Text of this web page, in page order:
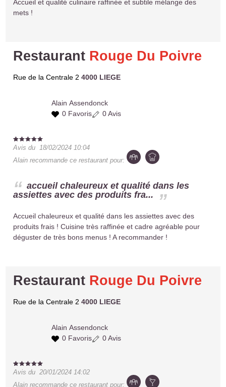
Accueil et qualité culinaire raffinée et subtile mélange des
mets !
Restaurant Rouge Du Poivre
Rue de la Centrale 24000 LIEGE
Alain Assendonck
0 Favoris
0 Avis
Avis du
18/02/2024 10:04
Alain recommande ce restaurant pour:
accueil chaleureux et qualité dans les
assiettes avec des produits fra...
Accueil chaleureux et qualité dans les assiettes avec des
produits frais ! Cuisine très raffinée et cadre agréable pour
déguster de très bons menus ! A recommander !
Restaurant Rouge Du Poivre
Rue de la Centrale 24000 LIEGE
Alain Assendonck
0 Favoris
0 Avis
Avis du20/01/2024 14:02
Alain recommande ce restaurant pour: